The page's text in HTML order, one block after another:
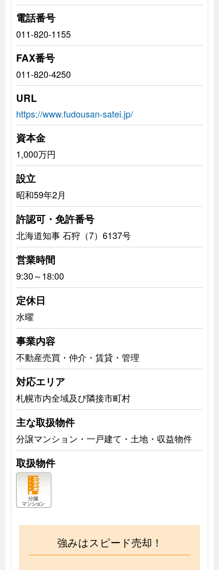
電話番号
011-820-1155
FAX番号
011-820-4250
URL
https://www.fudousan-satei.jp/
資本金
1,000万円
設立
昭和59年2月
許認可・免許番号
北海道知事 石狩（7）6137号
営業時間
9:30～18:00
定休日
水曜
事業内容
不動産売買・仲介・賃貸・管理
対応エリア
札幌市内全域及び隣接市町村
主な取扱物件
分譲マンション・一戸建て・土地・収益物件
取扱物件
強みはスピード売却！